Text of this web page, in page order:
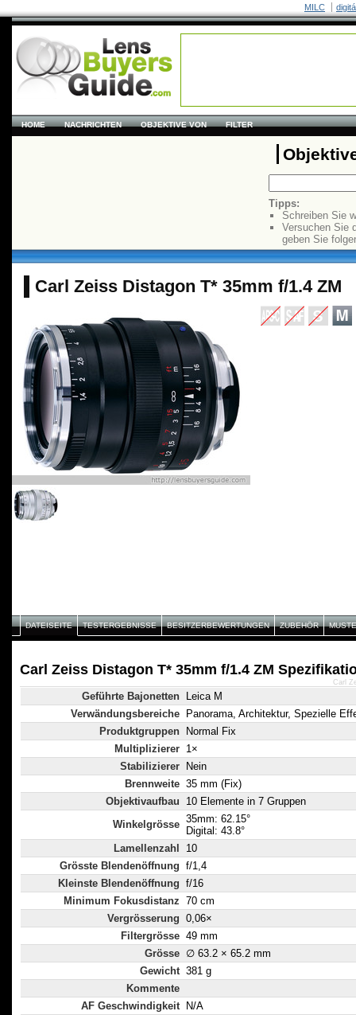
MILC
HOME NACHRICHTEN OBJEKTIVE VON FILTER
Tipps:
Schreiben Sie
Versuchen Sie
geben Sie
Carl Zeiss Distagon T* 35mm f/1.4 ZM
DATEISEITE TESTERGEBNISSE BESITZERBEWERTUNGEN ZUBEHÖR
Carl Zeiss Distagon T* 35mm f/1.4 ZM
Geführte Bajonetten
Leica M
Verwändungsbereiche
Panorama, Architektur, Spezielle
Produktgruppen
Normal Fix
Multiplizierer 1×
Stabilizierer
Nein
Brennweite 35 mm (Fix)
Objektivaufbau
10 Elemente in 7 Gruppen
Winkelgrösse 35mm: 62.15°
Digital: 43.8°
Lamellenzahl
10
Grösste Blendenöffnung f/1,4
Kleinste Blendenöffnung f/16
Minimum Fokusdistanz 70 cm
Vergrösserung 0,06×
Filtergrösse 49 mm
Grösse ∅ 63.2 × 65.2 mm
Gewicht 381 g
Kommente
AF Geschwindigkeit
N/A
Carl